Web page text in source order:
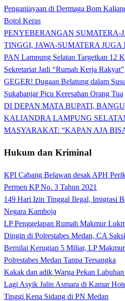
Penganiayaan di Dermaga Bom
Botol Keras
PENYEBERANGAN SUMATERA-
TINGGI, JAWA-SUMATERA JUGA
PAN Lampung Selatan Targetkan 12
Sekretariat Jadi “Rumah Kerja Rakyat”
GEGER! Dugaan Belatung dalam
Sukabanjar Picu Keresahan Orang Tua
DI DEPAN MATA BUPATI,
KALIANDRA LAMPUNG
MASYARAKAT: “KAPAN AJA
Hukum dan Kriminal
KPI Cabang Belawan desak APH
Permen KP No. 3 Tahun 2021
149 Hari Izin Tinggal Ilegal, Imigrasi
Negara Kamboja
LP Penggelapan Rumah Makmur
Dingin di Polrestabes Medan, CA
Bernilai Kerugian 5 Miliar, LP
Polrestabes Medan Tanpa Tersangka
Kakak dan adik Warga Pekan
Lagi Asyik Jalin Asmara di Kamar
Tinggi Kena Sidang di PN Medan